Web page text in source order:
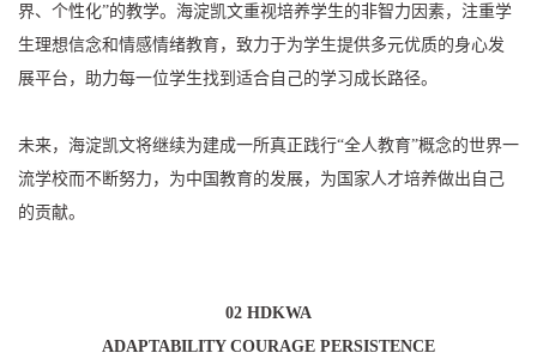
界、个性化”的教学。海淀凯文重视培养学生的非智力因素，注重学
生理想信念和情感情绪教育，致力于为学生提供多元优质的身心发
展平台，助力每一位学生找到适合自己的学习成长路径。
未来，海淀凯文将继续为建成一所真正践行“全人教育”概念的世界一
流学校而不断努力，为中国教育的发展，为国家人才培养做出自己
的贡献。
02 HDKWA
ADAPTABILITY COURAGE PERSISTENCE